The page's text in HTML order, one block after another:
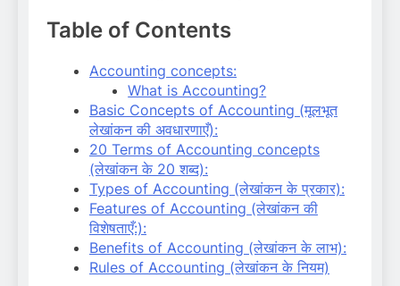
Table of Contents
Accounting concepts:
What is Accounting?
Basic Concepts of Accounting (मूलभूत
लेखांकन की अवधारणाएँ):
20 Terms of Accounting concepts
(लेखांकन के 20 शब्द):
Types of Accounting (लेखांकन के प्रकार):
Features of Accounting (लेखांकन की
विशेषताएँ:):
Benefits of Accounting (लेखांकन के लाभ):
Rules of Accounting (लेखांकन के नियम)